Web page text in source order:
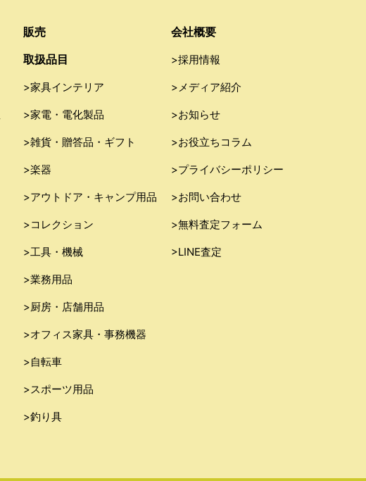
販売
取扱品目
>家具インテリア
>家電・電化製品
>雑貨・贈答品・ギフト
>楽器
>アウトドア・キャンプ用品
>コレクション
>工具・機械
>業務用品
>厨房・店舗用品
>オフィス家具・事務機器
>自転車
>スポーツ用品
>釣り具
会社概要
>採用情報
>メディア紹介
>お知らせ
>お役立ちコラム
>プライバシーポリシー
>お問い合わせ
>無料査定フォーム
>LINE査定